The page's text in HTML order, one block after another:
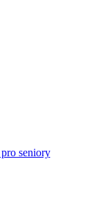
seniory